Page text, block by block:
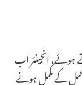
انجینئر اب
کے مکمل ہونے